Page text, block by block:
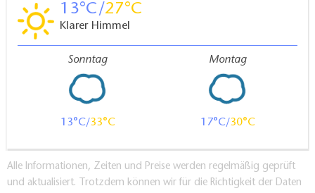
13 27
Klarer Himmel
Sonntag
13 33
Montag
17 30
Alle Informationen, Zeiten und Preise werden regelmäßig geprüft
und aktualisiert. Trotzdem können wir für die Richtigkeit der Daten